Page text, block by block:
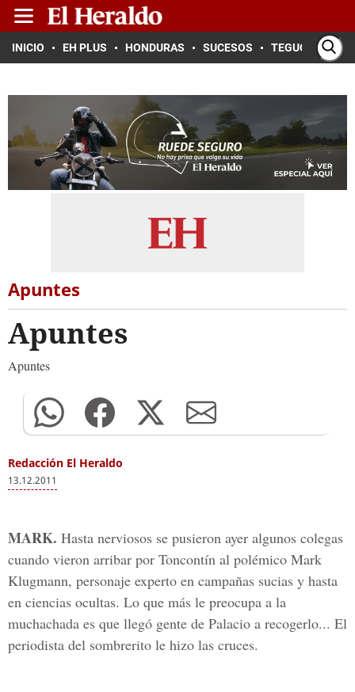
INICIO EH PLUS HONDURAS SUCESOS TEGUCIGALPA
Apuntes
Apuntes
Apuntes
Redacción El Heraldo
13.12.2011
MARK. Hasta nerviosos se pusieron ayer algunos colegas
cuando vieron arribar por Toncontín al polémico Mark
Klugmann, personaje experto en campañas sucias y hasta
en ciencias ocultas. Lo que más le preocupa a la
muchachada es que llegó gente de Palacio a recogerlo... El
periodista del sombrerito le hizo las cruces.